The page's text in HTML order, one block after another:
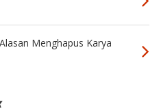
Menghapus Karya